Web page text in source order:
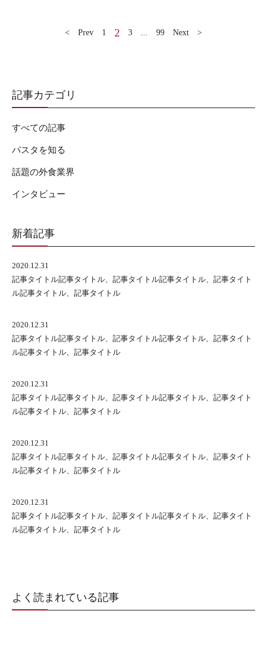
< Prev 1 2 3 ... 99 Next >
記事カテゴリ
すべての記事
パスタを知る
話題の外食業界
インタビュー
新着記事
2020.12.31
記事タイトル記事タイトル、記事タイトル記事タイトル、記事タイト
ル記事タイトル、記事タイトル
2020.12.31
記事タイトル記事タイトル、記事タイトル記事タイトル、記事タイト
ル記事タイトル、記事タイトル
2020.12.31
記事タイトル記事タイトル、記事タイトル記事タイトル、記事タイト
ル記事タイトル、記事タイトル
2020.12.31
記事タイトル記事タイトル、記事タイトル記事タイトル、記事タイト
ル記事タイトル、記事タイトル
2020.12.31
記事タイトル記事タイトル、記事タイトル記事タイトル、記事タイト
ル記事タイトル、記事タイトル
よく読まれている記事